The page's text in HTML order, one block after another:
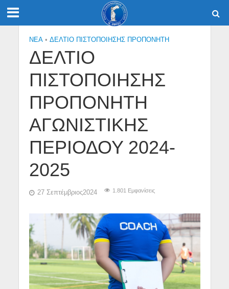
NEA • ΔΕΛΤΙΟ ΠΙΣΤΟΠΟΙΗΣΗΣ ΠΡΟΠΟΝΗΤΗ
ΔΕΛΤΙΟ
ΠΙΣΤΟΠΟΙΗΣΗΣ
ΠΡΟΠΟΝΗΤΗ
ΑΓΩΝΙΣΤΙΚΗΣ
ΠΕΡΙΟΔΟΥ 2024-
2025
27 Σεπτέμβριος2024 1.801 Εμφανίσεις